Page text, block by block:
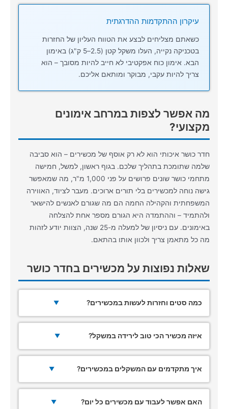
עיקרון ההתקדמות ההדרגתית
כשאתם מצליחים לבצע את הטווח העליון של החזרות
בטכניקה נקייה, העלו משקל קטן (2.5–5 ק"ג) באימון
הבא. אימון כוח אפקטיבי לא חייב להיות מסובך – הוא
צריך להיות עקבי, מבוקר ומותאם אליכם.
מה אפשר לצפות במרחב אימונים
מקצועי?
חדר כושר איכותי הוא לא רק אוסף של מכשירים – הוא סביבה
שלמה שתומכת בתהליך שלכם. בגוף ראשון, למשל, חמישה
מתחמי כושר שונים פרושים על פני 1,000 מ"ר, מה שמאפשר
גישה נוחה למכשירים בלי תורים ארוכים. מעבר לציוד, האווירה
המשפחתית והקהילה החמה הם מה שגורם לאנשים להישאר
ולהתמיד – וההתמדה היא הגורם מספר אחת להצלחה
באימונים. עם ניסיון של למעלה מ-25 שנה, הצוות יודע לזהות
מה כל מתאמן צריך ולכוון אותו בהתאם.
שאלות נפוצות על מכשירים בחדר כושר
כמה סטים וחזרות לעשות במכשירים? ▼
איזה מכשיר הכי טוב לירידה במשקל? ▼
איך מתקדמים עם המשקלים במכשירים? ▼
האם אפשר לעבוד עם מכשירים כל יום? ▼